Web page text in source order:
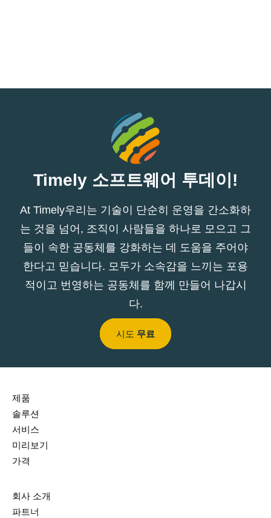
Timely 소프트웨어 투데이!
At Timely우리는 기술이 단순히 운영을 간소화하
는 것을 넘어, 조직이 사람들을 하나로 모으고 그
들이 속한 공동체를 강화하는 데 도움을 주어야
한다고 믿습니다. 모두가 소속감을 느끼는 포용
적이고 번영하는 공동체를 함께 만들어 나갑시
다.
시도 무료
제품
솔루션
서비스
미리보기
가격
회사 소개
파트너